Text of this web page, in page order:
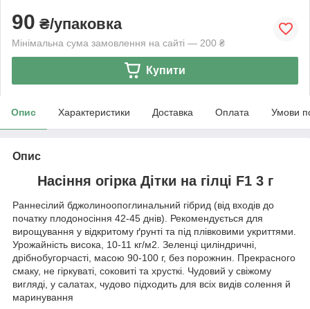
90 ₴/упаковка
Мінімальна сума замовлення на сайті — 200 ₴
Купити
Опис Характеристики Доставка Оплата Умови
Опис
Насіння огірка Дітки на гілці F1 3 г
Раннесілий бджолиноопоглинальний гібрид (від входів до
початку плодоносіння 42-45 днів). Рекомендується для
вирощування у відкритому ґрунті та під плівковими укриттями.
Урожайність висока, 10-11 кг/м2. Зеленці циліндричні,
дрібнобугорчасті, масою 90-100 г, без порожнин. Прекрасного
смаку, не гіркуваті, соковиті та хрусткі. Чудовий у свіжому
вигляді, у салатах, чудово підходить для всіх видів солення й
маринування